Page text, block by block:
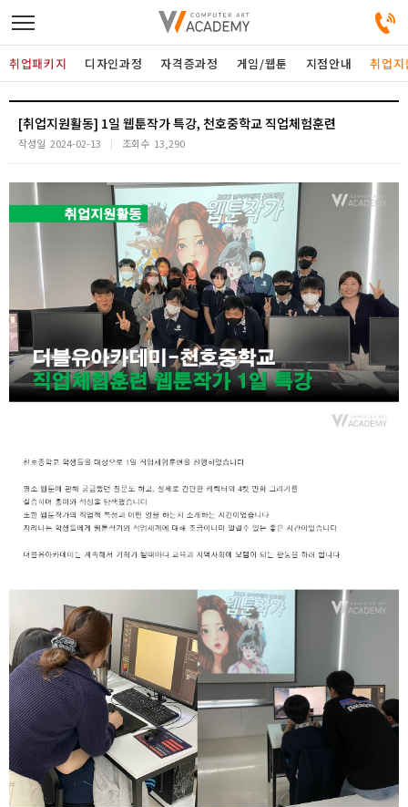
디자인정규과정
게임과정
자격증과정
커뮤니티
취업패키지
고객상담센터
아카데미소개
취업패키지 디자인과정 자격증과정 게임/웹툰 지점안내 취업
[취업지원활동] 1일 웹툰작가 특강, 천호중학교 직업체험훈련
작성일 2024-02-13 조회수 13,290